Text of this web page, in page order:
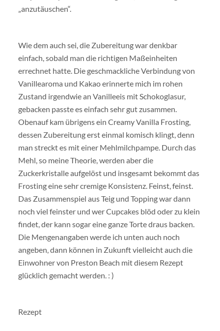
„anzutäuschen“.
Wie dem auch sei, die Zubereitung war denkbar
einfach, sobald man die richtigen Maßeinheiten
errechnet hatte. Die geschmackliche Verbindung von
Vanillearoma und Kakao erinnerte mich im rohen
Zustand irgendwie an Vanilleeis mit Schokoglasur,
gebacken passte es einfach sehr gut zusammen.
Obenauf kam übrigens ein Creamy Vanilla Frosting,
dessen Zubereitung erst einmal komisch klingt, denn
man streckt es mit einer Mehlmilchpampe. Durch das
Mehl, so meine Theorie, werden aber die
Zuckerkristalle aufgelöst und insgesamt bekommt das
Frosting eine sehr cremige Konsistenz. Feinst, feinst.
Das Zusammenspiel aus Teig und Topping war dann
noch viel feinster und wer Cupcakes blöd oder zu klein
findet, der kann sogar eine ganze Torte draus backen.
Die Mengenangaben werde ich unten auch noch
angeben, dann können in Zukunft vielleicht auch die
Einwohner von Preston Beach mit diesem Rezept
glücklich gemacht werden. : )
Rezept